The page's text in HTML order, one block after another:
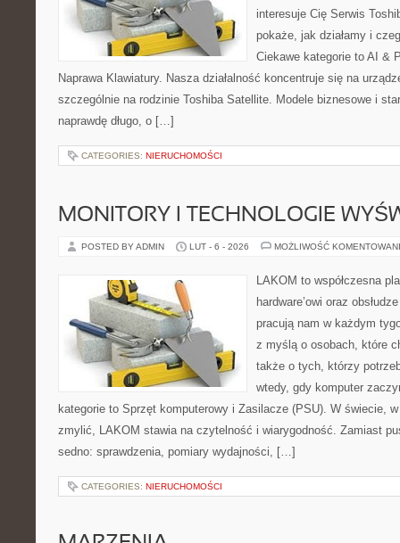
interesuje Cię Serwis
pokaże, jak działamy i
Ciekawe kategorie to AI &
Naprawa Klawiatury. Nasza działalność koncentruje się na
szczególnie na rodzinie Toshiba Satellite. Modele biznesowe i
naprawdę długo, o […]
CATEGORIES: NIERUCHOMOŚCI
MONITORY I TECHNOLOGIE
POSTED BY ADMIN LUT - 6 - 2026 MOŻLIWOŚĆ
LAKOM to współczesna
hardware’owi oraz
pracują nam w każdym
z myślą o osobach, które
także o tych, którzy
wtedy, gdy komputer
kategorie to Sprzęt komputerowy i Zasilacze (PSU). W świecie,
zmylić, LAKOM stawia na czytelność i wiarygodność. Zamiast
sedno: sprawdzenia, pomiary wydajności, […]
CATEGORIES: NIERUCHOMOŚCI